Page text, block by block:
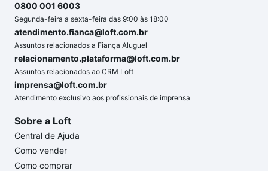
0800 001 6003
Segunda-feira a sexta-feira das 9:00 às 18:00
atendimento.fianca@loft.com.br
Assuntos relacionados a Fiança Aluguel
relacionamento.plataforma@loft.com.br
Assuntos relacionados ao CRM Loft
imprensa@loft.com.br
Atendimento exclusivo aos profissionais de imprensa
Sobre a Loft
Central de Ajuda
Como vender
Como comprar